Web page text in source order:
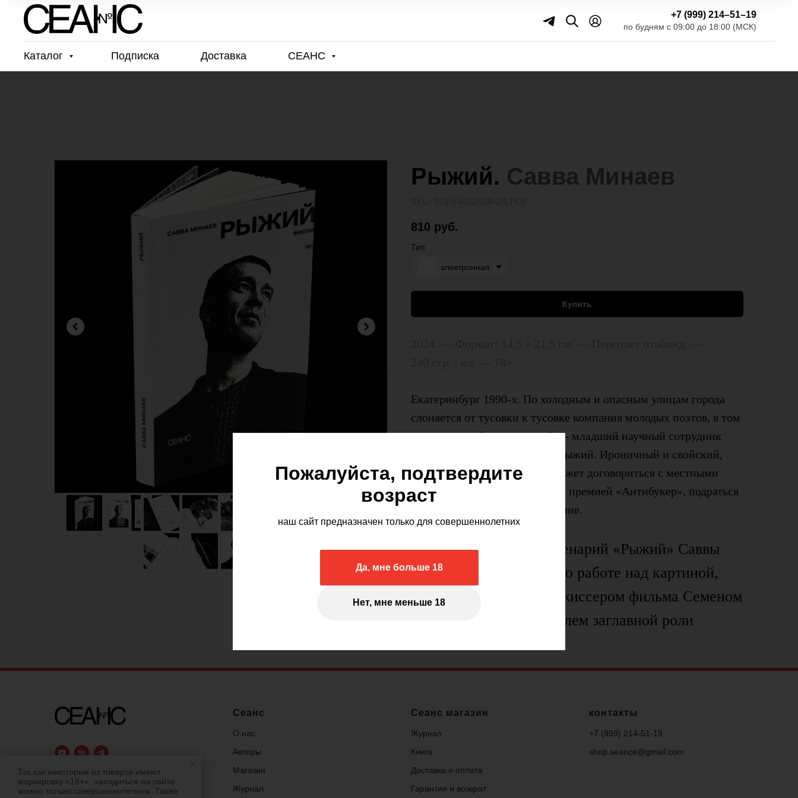
+7 (999) 214–51–19
по будням с 09:00 до 18:00 (МСК)
Каталог Подписка Доставка СЕАНС
Пожалуйста, подтвердите
возраст
наш сайт предназначен только для совершеннолетних
Да, мне больше 18
Нет, мне меньше 18
Так как некоторые из товаров имеют
маркировку «18+», находиться на сайте
можно только совершеннолетним. Также
Рыжий. Савва Минаев
810 руб.
Тип
электронная
Купить
Екатеринбург 1990‑х. По холодным и опасным улицам города
слоняется от тусовки к тусовке компания молодых поэтов, в том
числе и самый талантливый — младший научный сотрудник
Института геофизики Борис Рыжий. Ироничный и свойский,
он с одинаковой легкостью может договориться с местными
братками, сгонять в Москву за премией «Антибукер», подраться
у ларька и загреметь в отделение.
В книгу вошел киносценарий «Рыжий» Саввы
Минаева и его рассказ о работе над картиной,
а также интервью с режиссером фильма Семеном
Серзиным и исполнителем заглавной роли
18+
правила пользования и политики
Сеанс
О нас
Авторы
Магазин
Журнал
Сеанс магазин
Журнал
Книги
Доставка и оплата
Гарантия и возврат
контакты
+7 (999) 214-51-19
shop.seance@gmail.com